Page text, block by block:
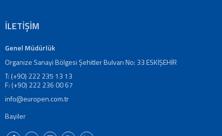
Bize
Ulaşın
|
DE
|
FR
IT
İLETİŞİM
Genel Müdürlük
Organize Sanayi Bölgesi Şehitler Bulvarı No: 33 ESKİŞEHİR
T: (+90) 222 235 13 13
F: (+90) 222 236 00 67
info@europen.com.tr
Bayiler